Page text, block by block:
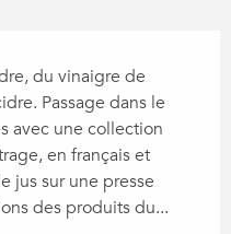
du vinaigre de
Passage dans le
avec une collection
en français et
jus sur une presse
des produits du...